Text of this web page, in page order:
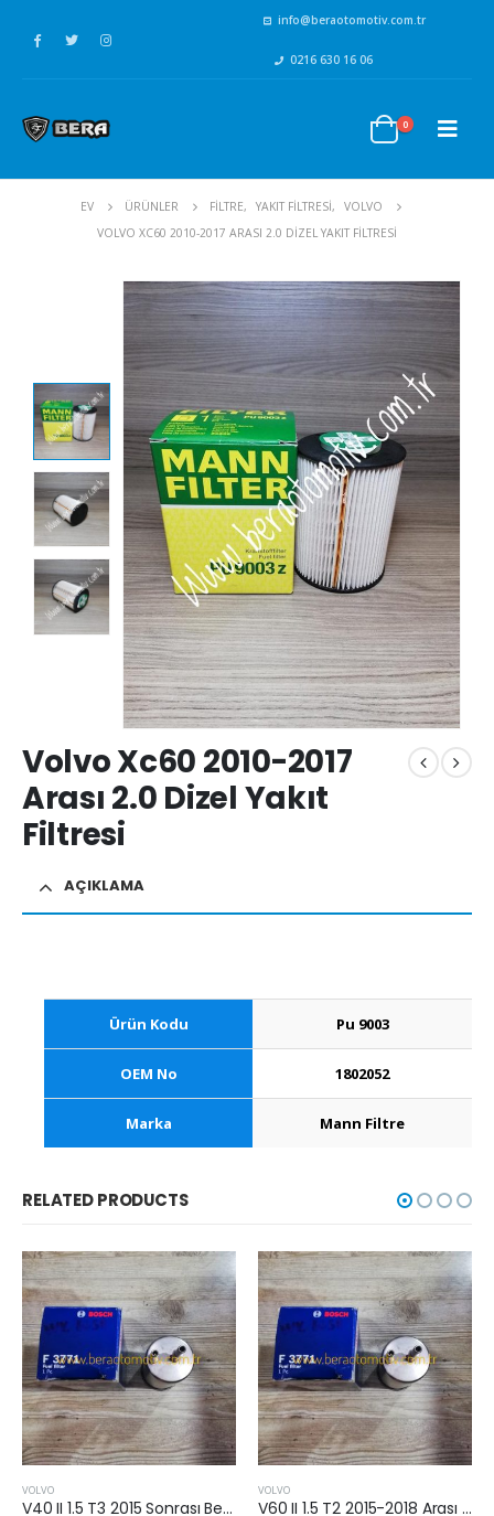
info@beraotomotiv.com.tr
0216 630 16 06
0
EV ÜRÜNLER FİLTRE, YAKIT FİLTRESİ,
VOLVO
VOLVO XC60 2010-2017 ARASI 2.0 DIZEL YAKIT FILTRESI
Volvo Xc60 2010-2017
Arası 2.0 Dizel Yakıt
Filtresi
AÇIKLAMA
Ürün Kodu Pu 9003
OEM No 1802052
Marka Mann Filtre
RELATED PRODUCTS
VOLVO
V40 II 1.5 T3 2015 Sonrası Benzinli Yakıt Filtresi
VOLVO
V60 II 1.5 T2 2015-2018 Arası Yakıt Filtresi